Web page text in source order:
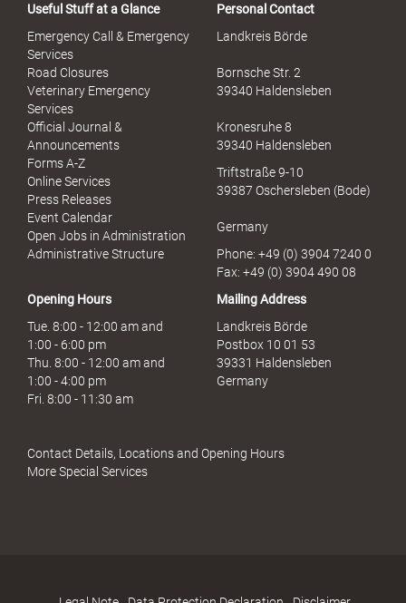
Useful Stuff at a Glance
Emergency Call & Emergency
Services
Road Closures
Veterinary Emergency
Services
Official Journal &
Announcements
Forms A-Z
Online Services
Press Releases
Event Calendar
Open Jobs in Administration
Administrative Structure
Personal Contact
Landkreis Börde
Bornsche Str. 2
39340 Haldensleben
Kronesruhe 8
39340 Haldensleben
Triftstraße 9-10
39387 Oschersleben (Bode)
Germany
Phone: +49 (0) 3904 7240 0
Fax: +49 (0) 3904 490 08
Opening Hours
Tue. 8:00 - 12:00 am and
1:00 - 6:00 pm
Thu. 8:00 - 12:00 am and
1:00 - 4:00 pm
Fri. 8:00 - 11:30 am
Mailing Address
Landkreis Börde
Postbox 10 01 53
39331 Haldensleben
Germany
Contact Details, Locations and Opening Hours
More Special Services